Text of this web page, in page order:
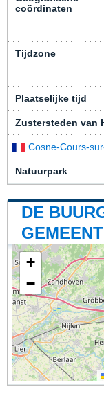
coördinaten
Tijdzone
Plaatselijke tijd
Zustersteden van
Cosne-Cours-
Natuurpark
DE
+
−